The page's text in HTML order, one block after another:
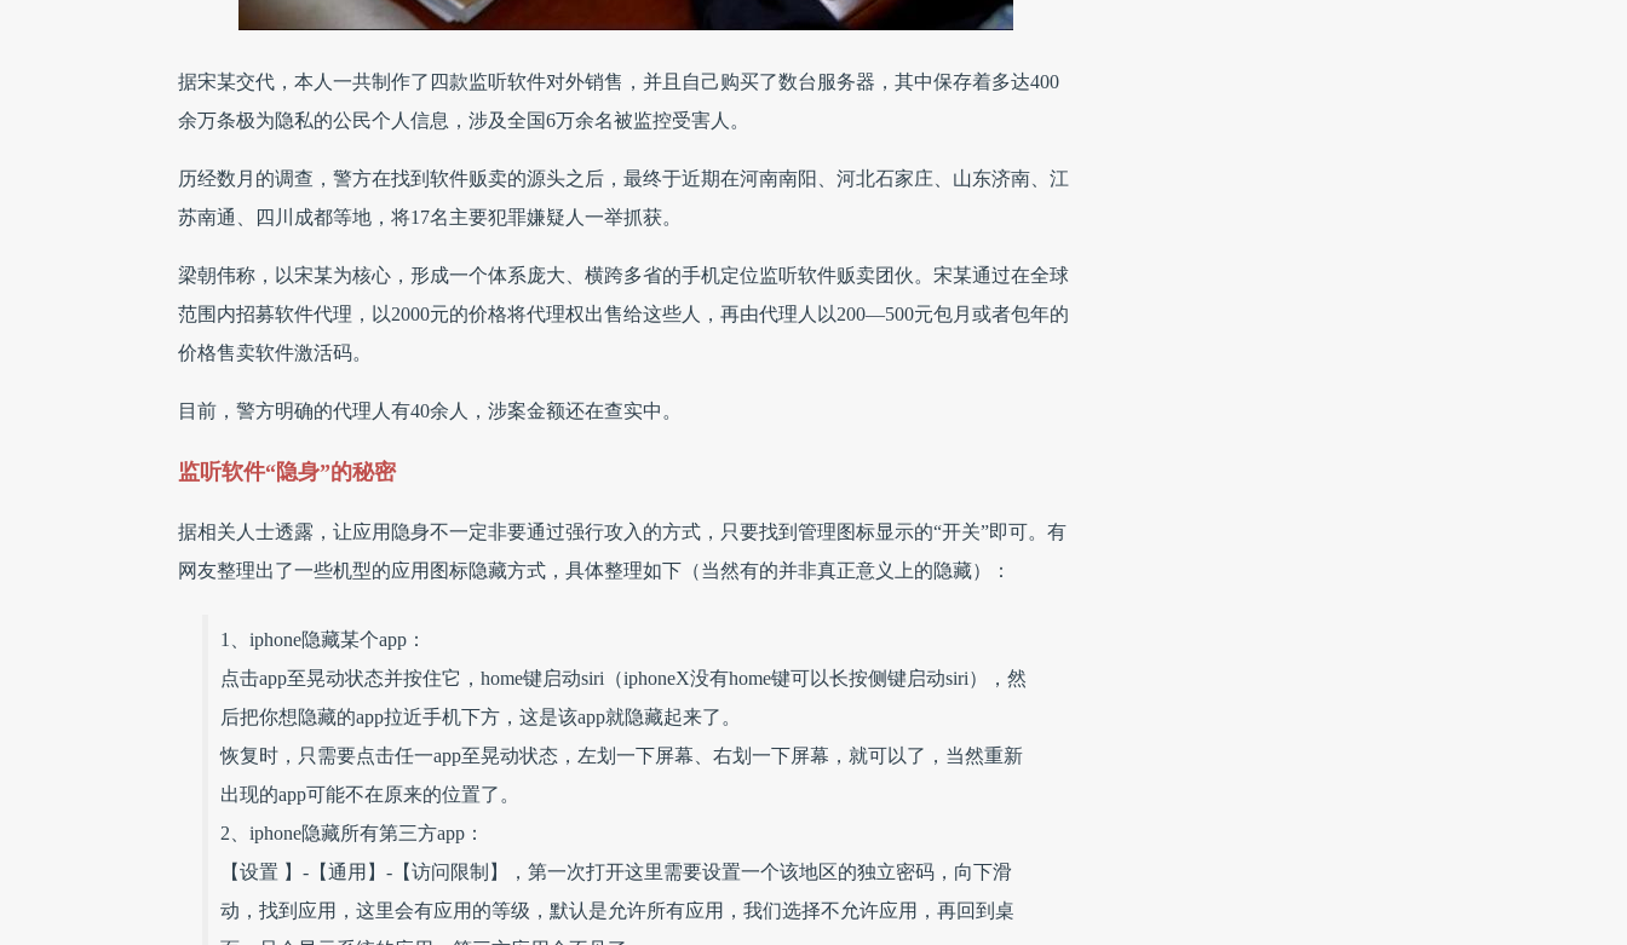
据宋某交代，本人一共制作了四款监听软件对外销售，并且自己购买了数台服务器，其中保存着多达400
余万条极为隐私的公民个人信息，涉及全国6万余名被监控受害人。
历经数月的调查，警方在找到软件贩卖的源头之后，最终于近期在河南南阳、河北石家庄、山东济南、江
苏南通、四川成都等地，将17名主要犯罪嫌疑人一举抓获。
梁朝伟称，以宋某为核心，形成一个体系庞大、横跨多省的手机定位监听软件贩卖团伙。宋某通过在全球
范围内招募软件代理，以2000元的价格将代理权出售给这些人，再由代理人以200—500元包月或者包年的
价格售卖软件激活码。
目前，警方明确的代理人有40余人，涉案金额还在查实中。
监听软件“隐身”的秘密
据相关人士透露，让应用隐身不一定非要通过强行攻入的方式，只要找到管理图标显示的“开关”即可。有
网友整理出了一些机型的应用图标隐藏方式，具体整理如下（当然有的并非真正意义上的隐藏）：
1、iphone隐藏某个app：
点击app至晃动状态并按住它，home键启动siri（iphoneX没有home键可以长按侧键启动siri），然
后把你想隐藏的app拉近手机下方，这是该app就隐藏起来了。
恢复时，只需要点击任一app至晃动状态，左划一下屏幕、右划一下屏幕，就可以了，当然重新
出现的app可能不在原来的位置了。
2、iphone隐藏所有第三方app：
【设置 】-【通用】-【访问限制】，第一次打开这里需要设置一个该地区的独立密码，向下滑
动，找到应用，这里会有应用的等级，默认是允许所有应用，我们选择不允许应用，再回到桌